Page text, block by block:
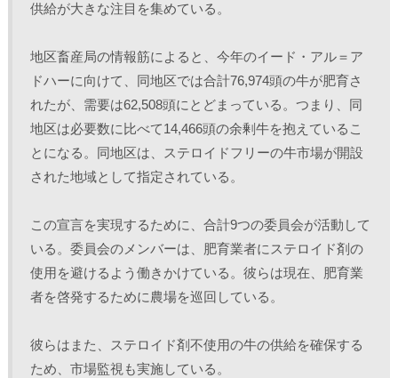
供給が大きな注目を集めている。
地区畜産局の情報筋によると、今年のイード・アル＝ア
ドハーに向けて、同地区では合計76,974頭の牛が肥育さ
れたが、需要は62,508頭にとどまっている。つまり、同
地区は必要数に比べて14,466頭の余剰牛を抱えているこ
とになる。同地区は、ステロイドフリーの牛市場が開設
された地域として指定されている。
この宣言を実現するために、合計9つの委員会が活動して
いる。委員会のメンバーは、肥育業者にステロイド剤の
使用を避けるよう働きかけている。彼らは現在、肥育業
者を啓発するために農場を巡回している。
彼らはまた、ステロイド剤不使用の牛の供給を確保する
ため、市場監視も実施している。